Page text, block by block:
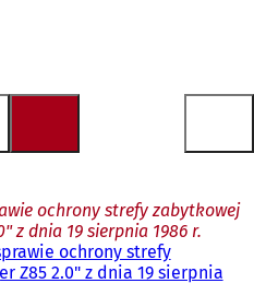
ochrony strefy zabytkowej
z dnia 19 sierpnia 1986 r.
ochrony strefy
Z85 2.0" z dnia 19 sierpnia